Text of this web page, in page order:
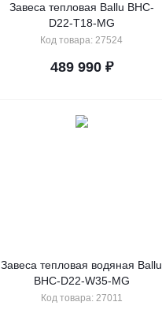
Завеса тепловая Ballu BHC-
D22-T18-MG
Код товара: 27524
489 990₽
Завеса тепловая водяная Ballu
BHC-D22-W35-MG
Код товара: 27011